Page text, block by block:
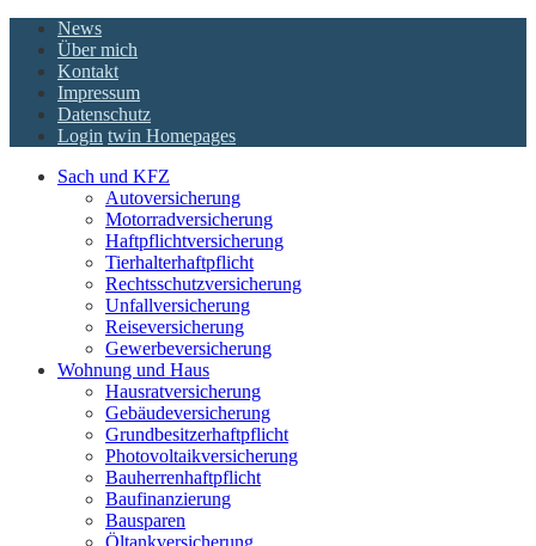
News
Über mich
Kontakt
Impressum
Datenschutz
Login twin Homepages
Sach und KFZ
Autoversicherung
Motorradversicherung
Haftpflichtversicherung
Tierhalterhaftpflicht
Rechtsschutzversicherung
Unfallversicherung
Reiseversicherung
Gewerbeversicherung
Wohnung und Haus
Hausratversicherung
Gebäudeversicherung
Grundbesitzerhaftpflicht
Photovoltaikversicherung
Bauherrenhaftpflicht
Baufinanzierung
Bausparen